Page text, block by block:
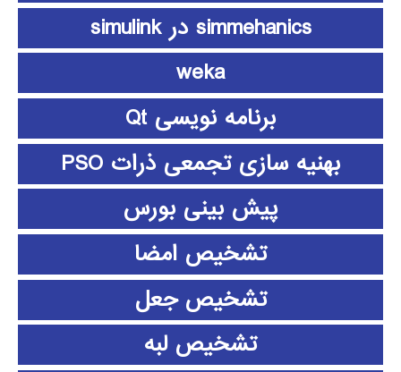
simmehanics در simulink
weka
برنامه نویسی Qt
بهنیه سازی تجمعی ذرات PSO
پیش بینی بورس
تشخیص امضا
تشخیص جعل
تشخیص لبه